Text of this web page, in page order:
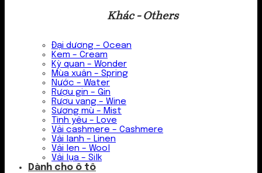
Khác - Others
Đại dương – Ocean
Kem – Cream
Kỳ quan – Wonder
Mùa xuân – Spring
Nước – Water
Rượu gin – Gin
Rượu vang – Wine
Sương mù – Mist
Tình yêu – Love
Vải cashmere – Cashmere
Vải lanh – Linen
Vải len – Wool
Vải lụa – Silk
Dành cho ô tô